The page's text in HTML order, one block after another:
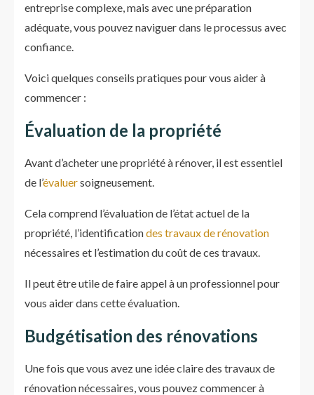
entreprise complexe, mais avec une préparation
adéquate, vous pouvez naviguer dans le processus avec
confiance.
Voici quelques conseils pratiques pour vous aider à
commencer :
Évaluation de la propriété
Avant d’acheter une propriété à rénover, il est essentiel
de l’évaluersoigneusement.
Cela comprend l’évaluation de l’état actuel de la
propriété, l’identificationdes travaux de rénovation
nécessaires et l’estimation du coût de ces travaux.
Il peut être utile de faire appel à un professionnel pour
vous aider dans cette évaluation.
Budgétisation des rénovations
Une fois que vous avez une idée claire des travaux de
rénovation nécessaires, vous pouvez commencer à